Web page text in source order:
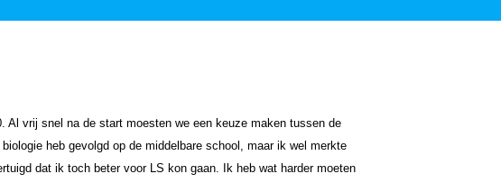
Al vrij snel na de start moesten we een keuze maken tussen de
heb gevolgd op de middelbare school, maar ik wel merkte
dat ik toch beter voor LS kon gaan. Ik heb wat harder moeten